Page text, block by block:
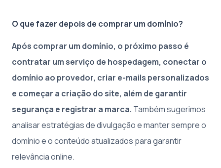
O que fazer depois de comprar um domínio?
Após comprar um domínio, o próximo passo é
contratar um serviço de hospedagem, conectar o
domínio ao provedor, criar e-mails personalizados
e começar a criação do site, além de garantir
segurança e registrar a marca. Também sugerimos
analisar estratégias de divulgação e manter sempre o
domínio e o conteúdo atualizados para garantir
relevância online.